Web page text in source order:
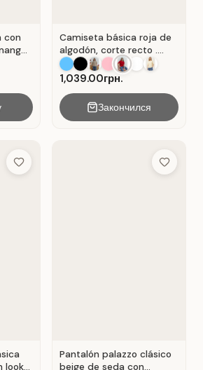
con
Camiseta básica roja de
algodón, corte recto .
Rojo.
1,039.00грн.
Закончился
Add to Wish List
look
Add to
Pantalón palazzo clásico
beige de seda con